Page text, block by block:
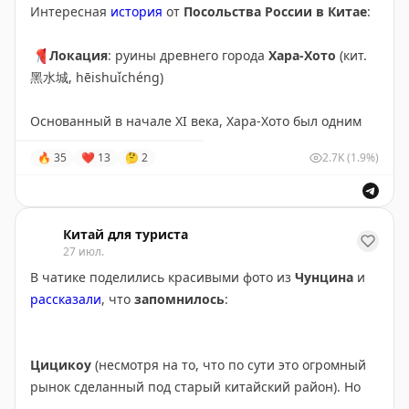
псевдоисторических костюмов и костюмов местных
🖊ближайшая к старому городу станция обзорного
чтобы добираться оттуда в центр с сумками и
чемоданами. Лучше пользоваться такси и автобусом
Мы с удовольствием прокатились на Маглеве, потому
станции Fenghuang Lansheng
есть видовые площадки
на Фэнхуан, но все-таки оттуда больше видно
современную часть города, а не старую. Тем не
менее, прогулка налегке оттуда по набережной
готовились - не видели этой информации. «Вход
Но в итоге и хорошо.Дикая субботняя толпа
местных туристов- не лучший фон для созерцания
деревню. Рядом с храмом
сели на автобус за 2 юаня
произвела еще более удручающий вид.Жарко,
пусто, нет людей, все закрыто
поставили крест на этом дне, но на удачу находим на
карте«чайный домик»и это окупило все
разочарования.Очень рекомендую всем данный
уникальный опыт.
Интересная история от Посольства России в Китае:
📍 Локация: руины древнего города Хара-Хото (кит.
黑水城, hēishuǐchéng)
Основанный в начале XI века, Хара-Хото был одним
Западное Ся
(西夏, кит. xīxià, 1038–1227 гг.), ключевым
XIII
в.этой крепости тангутов не повезло попасть под
нашествие монгольских кочевников
, двинувшихся
на Китай. Позднее к
существованиеи постепенно оказалсяпогребен под
песками пустыни Гоби.
включая субурганы, оставались в забвениидо начала
XX в. В1907 г.переводчик и монголовед бурятского
🔥 35 ❤ 13 🤔 2 2.7K(1.9%)
Китай для туриста
27 июл.
В чатике поделились красивыми фото из Чунцина и
рассказали, что запомнилось:
Цицикоу (несмотря на то, что по сути это огромный
рынок сделанный под старый китайский район). Но